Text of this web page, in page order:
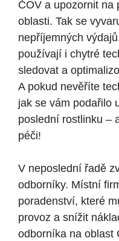
ČOV a upozornit na
oblasti. Tak se
nepříjemných
používají i chytré
sledovat a
A pokud nevěříte
jak se vám podařilo
poslední rostlinku –
péči!
V neposlední řadě
odborníky. Místní
poradenství, které
provoz a snížit
odborníka na oblast